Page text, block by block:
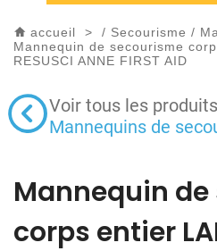
accueil > / Secourisme /
Mannequin de secourisme
RESUSCI ANNE FIRST AID
Voir tous les
Mannequins de
Mannequin
corps entier